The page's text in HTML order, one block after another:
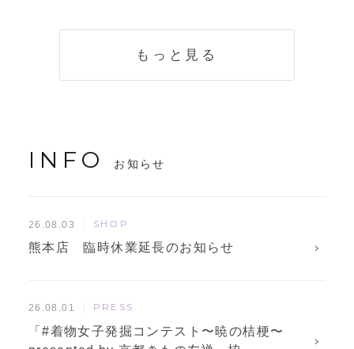
もっと見る
INFO お知らせ
26.08.03 SHOP
熊本店 臨時休業延長のお知らせ
26.08.01 PRESS
「#着物女子発掘コンテスト〜暁の桔梗〜